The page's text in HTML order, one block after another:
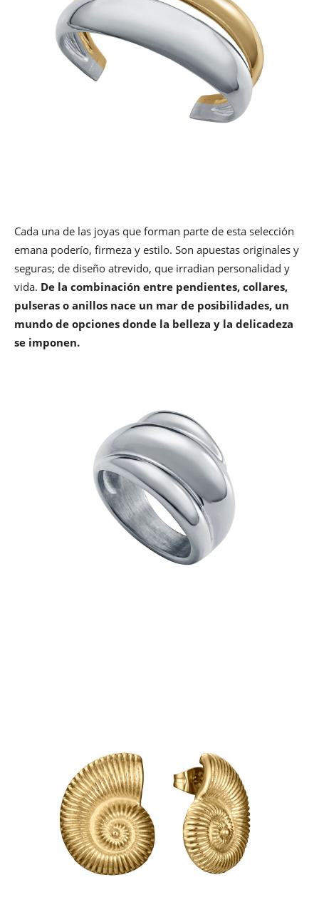
Cada una de las joyas que forman parte de esta selección
emana poderío, firmeza y estilo. Son apuestas originales y
seguras; de diseño atrevido, que irradian personalidad y
vida. De la combinación entre pendientes, collares,
pulseras o anillos nace un mar de posibilidades, un
mundo de opciones donde la belleza y la delicadeza
se imponen.